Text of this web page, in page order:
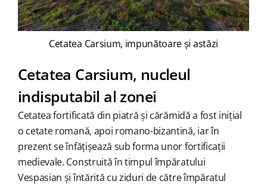
Cetatea Carsium, impunătoare și astăzi
Cetatea Carsium, nucleul
indisputabil al zonei
Cetatea fortificată din piatră și cărămidă a fost inițial
o cetate romană, apoi romano-bizantină, iar în
prezent se înfățișează sub forma unor fortificații
medievale. Construită în timpul împăratului
Vespasian și întărită cu ziduri de către împăratul